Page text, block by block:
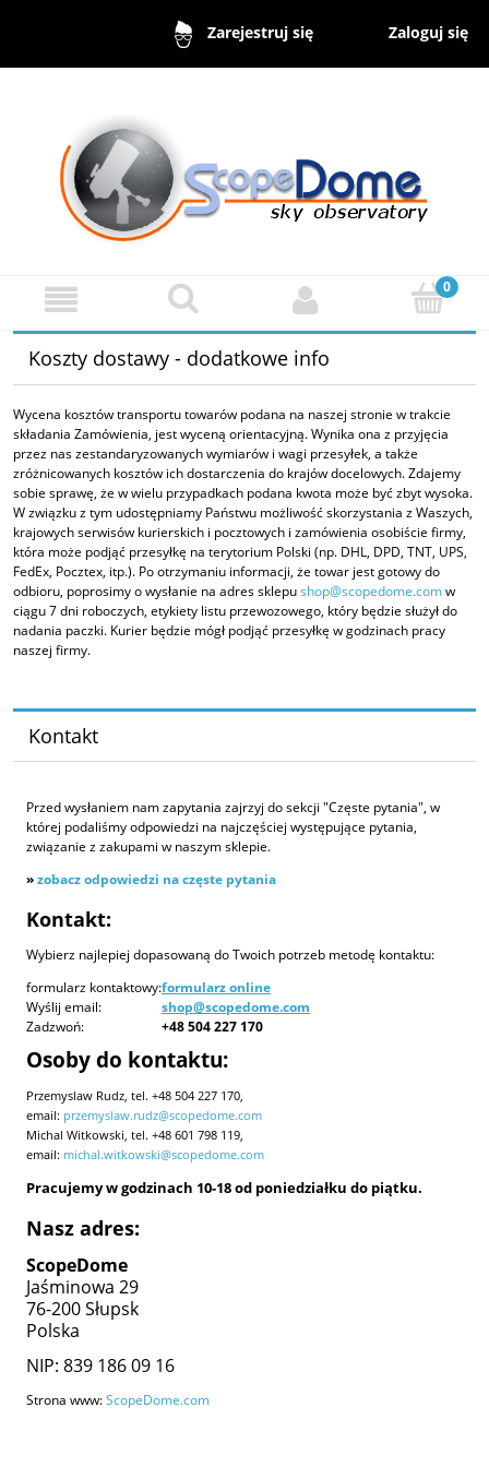
Zarejestruj się Zaloguj się
Koszty dostawy - dodatkowe info
Wycena kosztów transportu towarów podana na naszej stronie w trakcie
składania Zamówienia, jest wyceną orientacyjną. Wynika ona z przyjęcia
przez nas zestandaryzowanych wymiarów i wagi przesyłek, a także
zróżnicowanych kosztów ich dostarczenia do krajów docelowych. Zdajemy
sobie sprawę, że w wielu przypadkach podana kwota może być zbyt wysoka.
W związku z tym udostępniamy Państwu możliwość skorzystania z Waszych,
krajowych serwisów kurierskich i pocztowych i zamówienia osobiście firmy,
która może podjąć przesyłkę na terytorium Polski (np. DHL, DPD, TNT, UPS,
FedEx, Pocztex, itp.). Po otrzymaniu informacji, że towar jest gotowy do
odbioru, poprosimy o wysłanie na adres sklepushop@scopedome.comw
ciągu 7 dni roboczych, etykiety listu przewozowego, który będzie służył do
nadania paczki. Kurier będzie mógł podjąć przesyłkę w godzinach pracy
naszej firmy.
Kontakt
Przed wysłaniem nam zapytania zajrzyj do sekcji "Częste pytania", w
której podaliśmy odpowiedzi na najczęściej występujące pytania,
związanie z zakupami w naszym sklepie.
»zobacz odpowiedzi na częste pytania
Kontakt:
Wybierz najlepiej dopasowaną do Twoich potrzeb metodę kontaktu:
formularz kontaktowy:formularz online
Wyślij email:
shop@scopedome.com
Zadzwoń:
+48 504 227 170
Osoby do kontaktu:
Przemyslaw Rudz, tel. +48 504 227 170,
email: przemyslaw.rudz@scopedome.com
Michal Witkowski, tel. +48 601 798 119,
email: michal.witkowski@scopedome.com
Pracujemy w godzinach 10-18 od poniedziałku do piątku.
Nasz adres:
ScopeDome
Jaśminowa 29
76-200 Słupsk
Polska
NIP: 839 186 09 16
Strona www:ScopeDome.com